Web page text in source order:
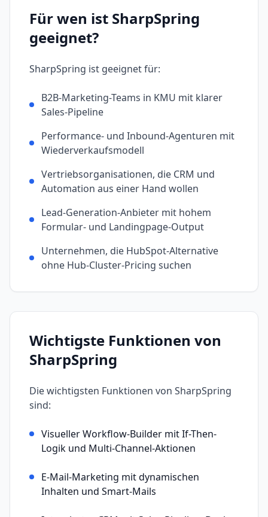
Für wen ist SharpSpring
geeignet?
SharpSpring ist geeignet für:
B2B-Marketing-Teams in KMU mit klarer
Sales-Pipeline
Performance- und Inbound-Agenturen mit
Wiederverkaufsmodell
Vertriebsorganisationen, die CRM und
Automation aus einer Hand wollen
Lead-Generation-Anbieter mit hohem
Formular- und Landingpage-Output
Unternehmen, die HubSpot-Alternative
ohne Hub-Cluster-Pricing suchen
Wichtigste Funktionen von
SharpSpring
Die wichtigsten Funktionen von SharpSpring
sind:
Visueller Workflow-Builder mit If-Then-
Logik und Multi-Channel-Aktionen
E-Mail-Marketing mit dynamischen
Inhalten und Smart-Mails